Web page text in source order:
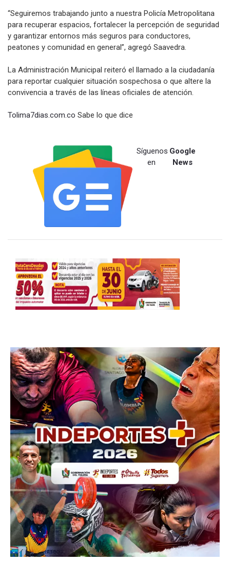
“Seguiremos trabajando junto a nuestra Policía Metropolitana
para recuperar espacios, fortalecer la percepción de seguridad
y garantizar entornos más seguros para conductores,
peatones y comunidad en general”, agregó Saavedra.
La Administración Municipal reiteró el llamado a la ciudadanía
para reportar cualquier situación sospechosa o que altere la
convivencia a través de las líneas oficiales de atención.
Tolima7dias.com.co Sabe lo que dice
Síguenos
en
Google
News